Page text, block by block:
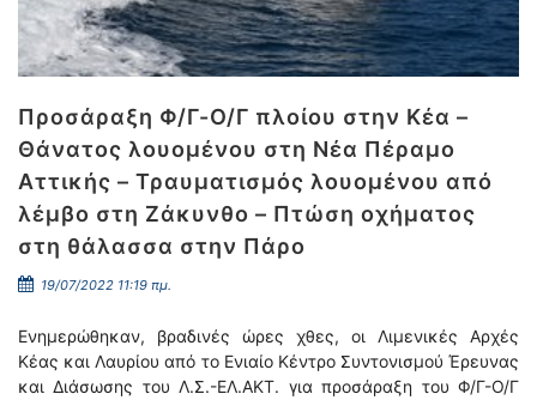
Προσάραξη Φ/Γ-Ο/Γ πλοίου στην Κέα –
Θάνατος λουομένου στη Νέα Πέραμο
Αττικής – Τραυματισμός λουομένου από
λέμβο στη Ζάκυνθο – Πτώση οχήματος
στη θάλασσα στην Πάρο
19/07/2022 11:19 πμ.
Ενημερώθηκαν, βραδινές ώρες χθες, οι Λιμενικές Αρχές
Κέας και Λαυρίου από το Ενιαίο Κέντρο Συντονισμού Έρευνας
και Διάσωσης του Λ.Σ.-ΕΛ.ΑΚΤ. για προσάραξη του Φ/Γ-Ο/Γ